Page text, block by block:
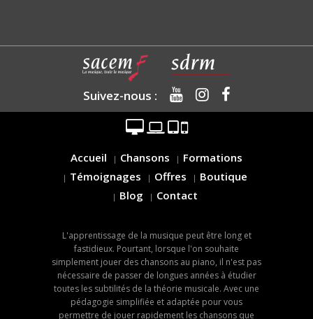
Suivez-nous :
Accueil Chansons
Formations
Témoignages
Offres
Boutique
Blog
Contact
L'apprentissage de la musique peut être long et
fastidieux. Pourtant, lorsque l'on souhaite
simplement jouer des chansons au piano, il n'est pas
nécessaire de passer de longues années à étudier
toutes les subtilités de la théorie musicale. Avec une
pédagogie simplifiée et adaptée pour vous
permettre de jouer rapidement les chansons que